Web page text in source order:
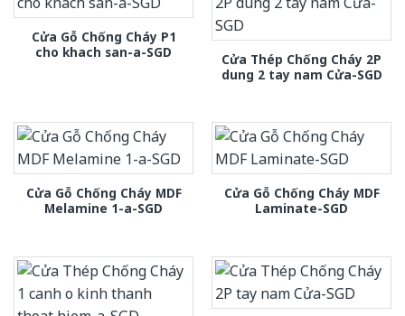
Cửa Gỗ Chống Cháy P1
cho khach san-a-SGD
Cửa Thép Chống Cháy 2P
dung 2 tay nam Cửa-SGD
Cửa Gỗ Chống Cháy MDF
Melamine 1-a-SGD
Cửa Gỗ Chống Cháy MDF
Laminate-SGD